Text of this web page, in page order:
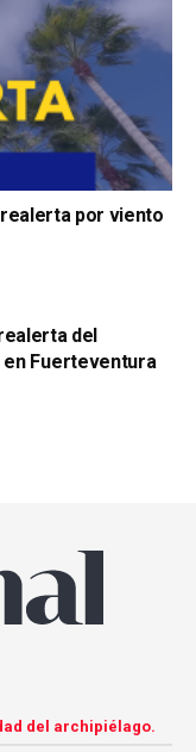
por viento
del
en Fuerteventura
del archipiélago.